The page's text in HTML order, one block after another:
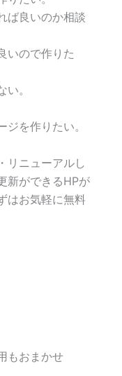
ば良いのか相談
いので作りた
。
ジを作りたい。
リニューアルし
新ができるHPが
はお気軽に無料
もおまかせ